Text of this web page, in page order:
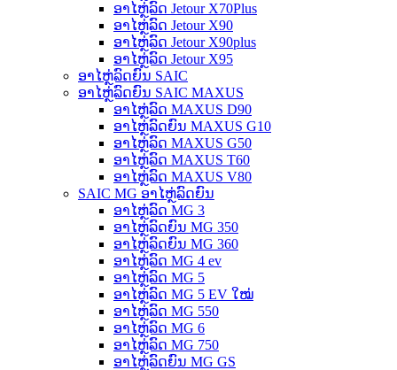
ອາໄຫຼ່ລົດ Jetour X70Plus
ອາໄຫຼ່ລົດ Jetour X90
ອາໄຫຼ່ລົດ Jetour X90plus
ອາໄຫຼ່ລົດ Jetour X95
ອາໄຫຼ່ລົດຍົນ SAIC
ອາໄຫຼ່ລົດຍົນ SAIC MAXUS
ອາໄຫຼ່ລົດ MAXUS D90
ອາໄຫຼ່ລົດຍົນ MAXUS G10
ອາໄຫຼ່ລົດ MAXUS G50
ອາໄຫຼ່ລົດ MAXUS T60
ອາໄຫຼ່ລົດ MAXUS V80
SAIC MG ອາໄຫຼ່ລົດຍົນ
ອາໄຫຼ່ລົດ MG 3
ອາໄຫຼ່ລົດຍົນ MG 350
ອາໄຫຼ່ລົດຍົນ MG 360
ອາໄຫຼ່ລົດ MG 4 ev
ອາໄຫຼ່ລົດ MG 5
ອາໄຫຼ່ລົດ MG 5 EV ໃໝ່
ອາໄຫຼ່ລົດ MG 550
ອາໄຫຼ່ລົດ MG 6
ອາໄຫຼ່ລົດ MG 750
ອາໄຫຼ່ລົດຍົນ MG GS